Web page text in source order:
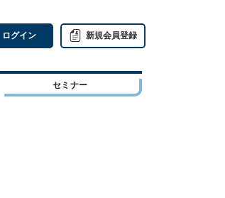
ログイン 新規会員登録
セミナー